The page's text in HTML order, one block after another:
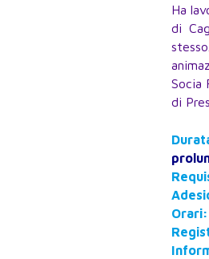
Ha
di
Socia
di
Orari: